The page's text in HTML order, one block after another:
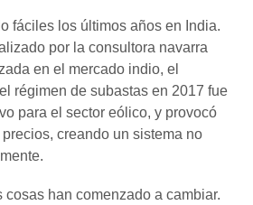
fáciles los últimos años en India.
por la consultora navarra
en el mercado indio, el
régimen de subastas en 2017 fue
para el sector eólico, y provocó
creando un sistema no
cosas han comenzado a cambiar.